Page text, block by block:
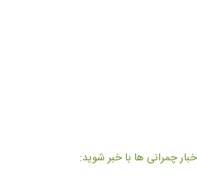
چمرانی ها با خبر شوید: